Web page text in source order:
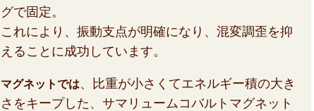
グで固定。
これにより、振動支点が明確になり、混変調歪を抑
えることに成功しています。
マグネットでは、比重が小さくてエネルギー積の大き
さをキープした、サマリュームコバルトマグネット